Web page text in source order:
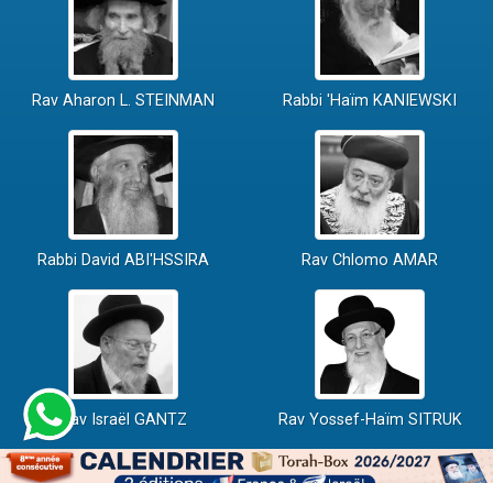
Rav Aharon L. STEINMAN Rabbi 'Haïm KANIEWSKI
Rabbi David ABI'HSSIRA Rav Chlomo AMAR
Rav Israël GANTZ Rav Yossef-Haïm SITRUK